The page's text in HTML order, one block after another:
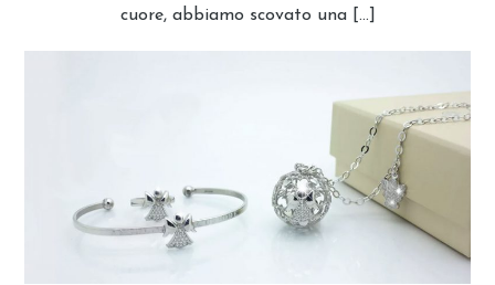
cuore, abbiamo scovato una […]